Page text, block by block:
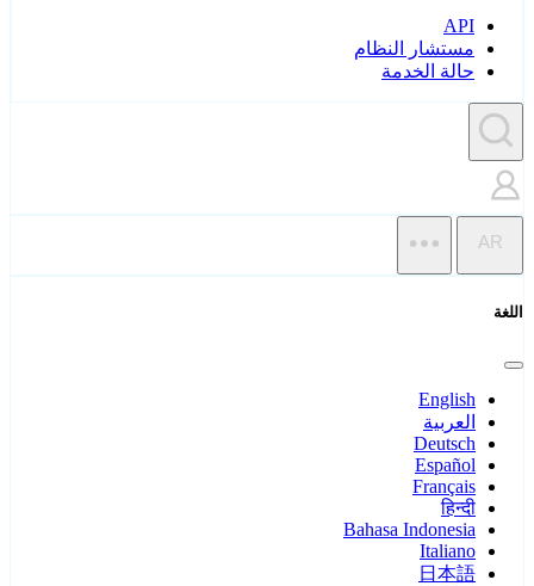
API
مستشار النظام
حالة الخدمة
AR
اللغة
English
العربية
Deutsch
Español
Français
हिन्दी
Bahasa Indonesia
Italiano
日本語